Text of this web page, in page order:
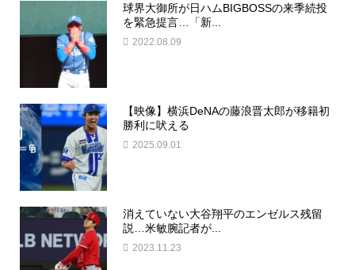
球界大御所が日ハムBIGBOSSの来季続投
を緊急提言…「新...
2022.08.09
【映像】横浜DeNAの藤浪晋太郎が移籍初
勝利に吠える
2025.09.01
消えていない大谷翔平のエンゼルス残留
説…米敏腕記者が...
2023.11.23